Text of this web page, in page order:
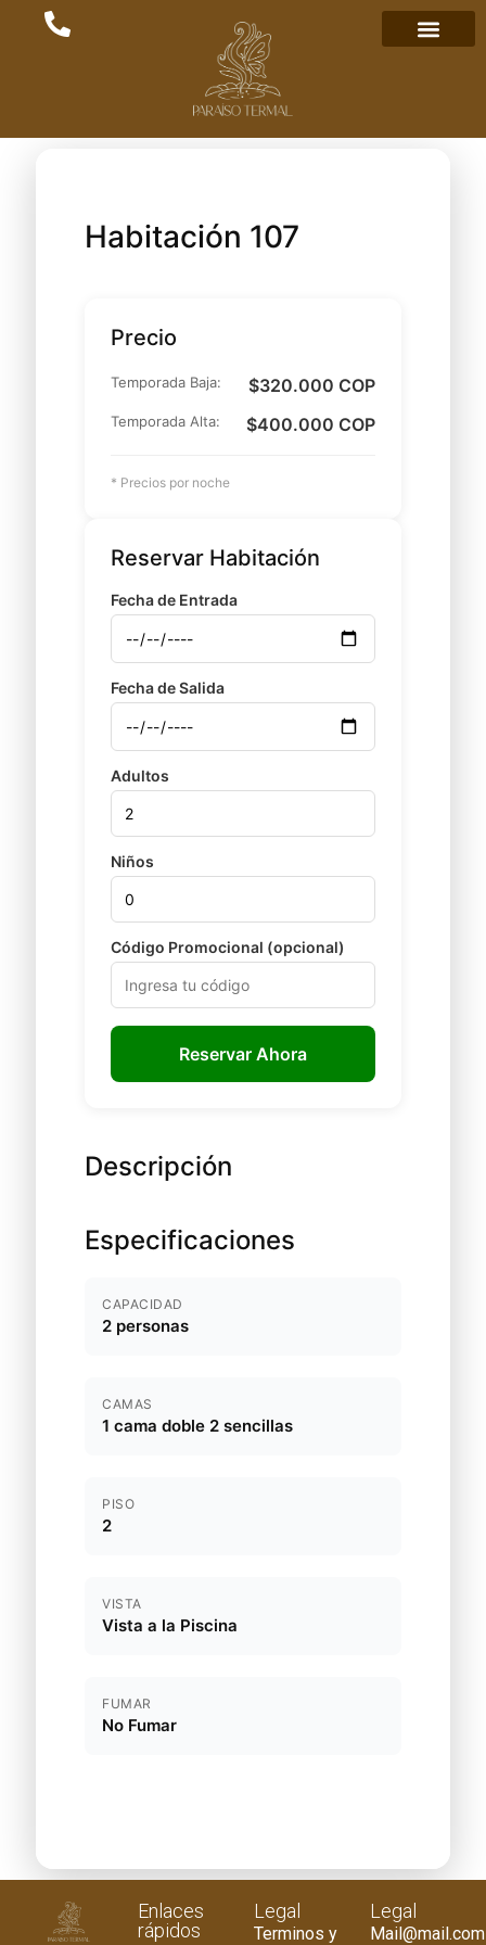
Habitación 107
Descripción
Especificaciones
CAPACIDAD
2 personas
CAMAS
1 cama doble 2 sencillas
PISO
2
VISTA
Vista a la Piscina
FUMAR
No Fumar
Precio
Temporada Baja: $320.000 COP
Temporada Alta: $400.000 COP
* Precios por noche
Reservar Habitación
Fecha de Entrada
Fecha de Salida
Adultos
Niños
Código Promocional (opcional)
Reservar Ahora
Enlaces
rápidos
Legal
Terminos y
Legal
Mail@mail.com